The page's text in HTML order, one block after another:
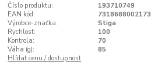
Číslo produktu:
193710749
EAN kód:
7318688002173
Výrobce-značka:
Stiga
Rychlost:
100
Kontrola:
70
Váha (g):
85
Hlídat cenu / dostupnost